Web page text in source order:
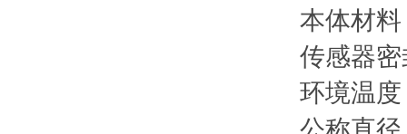
本体材
传感器
环境温